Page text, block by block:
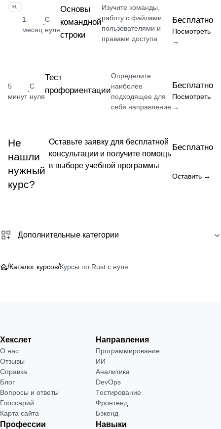
1
месяц
·
С
нуля
Основы
командной
строки
Изучите команды,
работу с файлами,
пользователями и
правами доступа
Бесплатно
Посмотреть
→
5
минут
·
С
нуля
Тест
профориентации
Определите
наиболее
подходящее для
себя направление
Бесплатно
Посмотреть
→
Не
нашли
нужный
курс?
Оставьте заявку для бесплатной
консультации и получите помощь
в выборе учебной программы
Бесплатно
Оставить →
Дополнительные категории
/Каталог курсов/Курсы по Rust с нуля
Хекслет
О нас
Отзывы
Справка
Блог
Вопросы и ответы
Глоссарий
Карта сайта
Направления
Программирование
ИИ
Аналитика
DevOps
Тестирование
Фронтенд
Бэкенд
Профессии Навыки